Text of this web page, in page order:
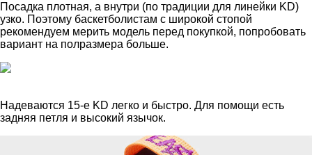
Посадка плотная, а внутри (по традиции для линейки KD)
узко. Поэтому баскетболистам с широкой стопой
рекомендуем мерить модель перед покупкой, попробовать
вариант на полразмера больше.
Надеваются 15-е KD легко и быстро. Для помощи есть
задняя петля и высокий язычок.